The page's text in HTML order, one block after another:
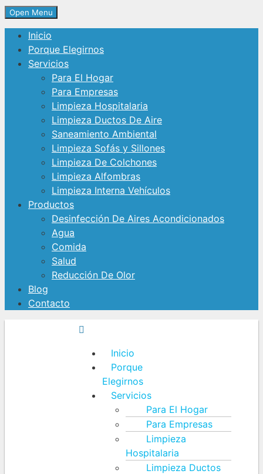
Open Menu
Inicio
Porque Elegirnos
Servicios
Para El Hogar
Para Empresas
Limpieza Hospitalaria
Limpieza Ductos De Aire
Saneamiento Ambiental
Limpieza Sofás y Sillones
Limpieza De Colchones
Limpieza Alfombras
Limpieza Interna Vehículos
Productos
Desinfección De Aires Acondicionados
Agua
Comida
Salud
Reducción De Olor
Blog
Contacto
Inicio
Porque
Elegirnos
Servicios
Para El Hogar
Para Empresas
Limpieza
Hospitalaria
Limpieza Ductos